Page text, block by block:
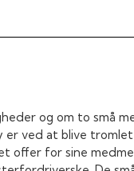
og om to små
er ved at blive
offer for sine